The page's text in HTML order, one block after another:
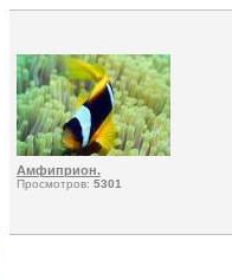
Амфиприон.
Просмотров: 5301